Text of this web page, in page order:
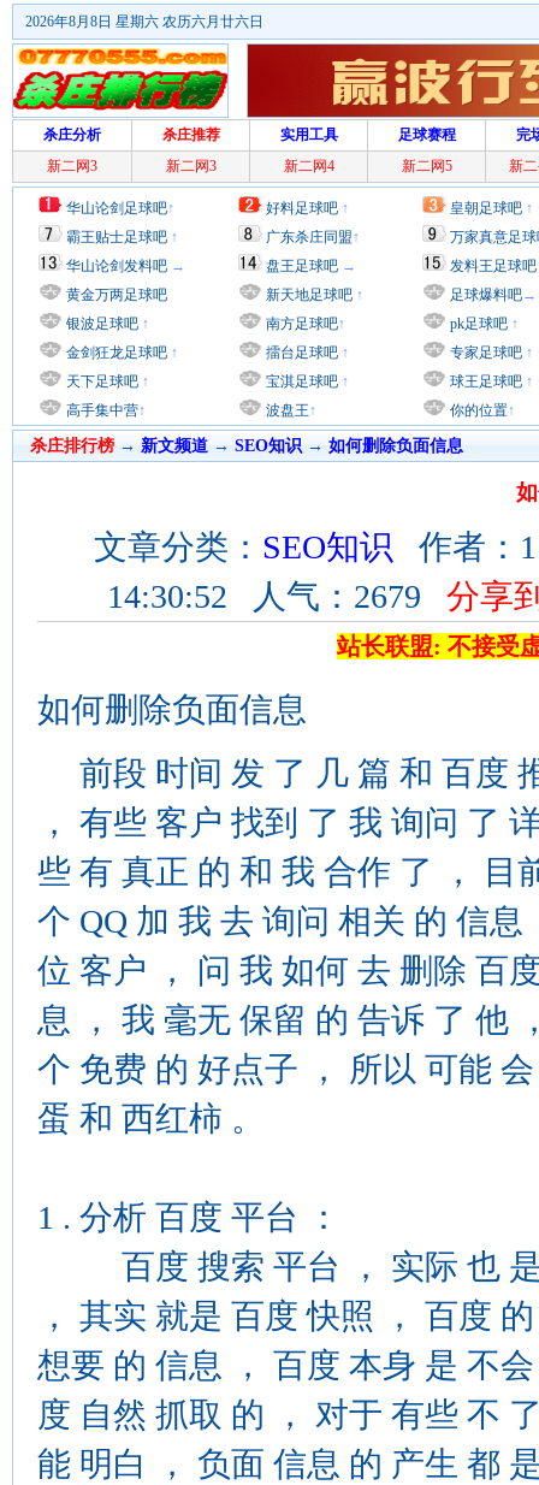
2026年8月8日 星期六 农历六月廿六日
杀庄分析 杀庄推荐 实用工具 足球赛程
完
新二网3
新二网3 新二网4 新二网5 新
华山论剑足球吧↑
霸王贴士足球吧 ↑
华山论剑发料吧 →
黄金万两足球吧
银波足球吧 ↑
金剑狂龙足球吧 ↑
天下足球吧 ↑
高手集中营↑
好料足球吧 ↑
广东杀庄同盟↑
盘王足球吧 →
新天地足球吧 ↑
南方足球吧↑
擂台足球吧 ↑
宝淇足球吧 ↑
波盘王↑
皇朝足球吧 ↑
万家真意足
发料王足球吧
足球爆料吧→
pk足球吧 ↑
专家足球吧 ↑
球王足球吧 ↑
你的位置↑
杀庄排行榜 → 新文频道→ SEO知识 → 如何删除负面信息
文章分类： SEO知识 作者：
14:30:52 人气：2679 分享
站长联盟: 不接受
如何删除负面信息
前段 时间 发 了 几 篇 和 百度
， 有些 客户 找到 了 我 询问 了
些 有 真正 的 和 我 合作 了 ， 目
个 QQ 加 我 去 询问 相关 的 信息
位 客户 ， 问 我 如何 去 删除 百
息 ， 我 毫无 保留 的 告诉 了 他
个 免费 的 好点子 ， 所以 可能
蛋 和 西红柿 。
1 . 分析 百度 平台 ：
百度 搜索 平台 ， 实际 也 是
， 其实 就是 百度 快照 ， 百度
想要 的 信息 ， 百度 本身 是 不
度 自然 抓取 的 ， 对于 有些 不
能 明白 ， 负面 信息 的 产生 都